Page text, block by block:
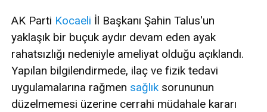
AK Parti Kocaeli İl Başkanı Şahin Talus'un
yaklaşık bir buçuk aydır devam eden ayak
rahatsızlığı nedeniyle ameliyat olduğu açıklandı.
Yapılan bilgilendirmede, ilaç ve fizik tedavi
uygulamalarına rağmen sağlık sorununun
düzelmemesi üzerine cerrahi müdahale kararı